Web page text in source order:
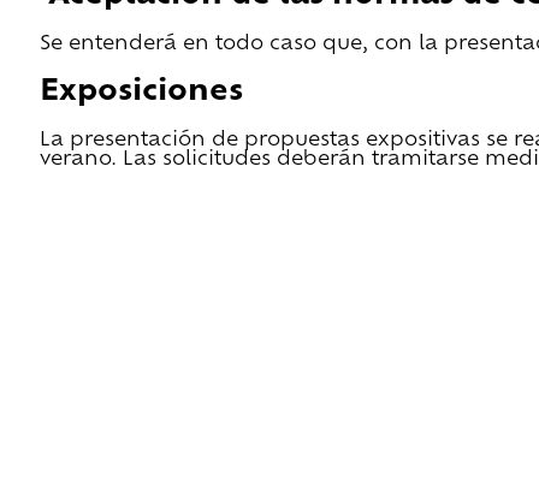
Se entenderá en todo caso que, con la
Exposiciones
La presentación de propuestas expositivas se
verano. Las solicitudes deberán tramitarse